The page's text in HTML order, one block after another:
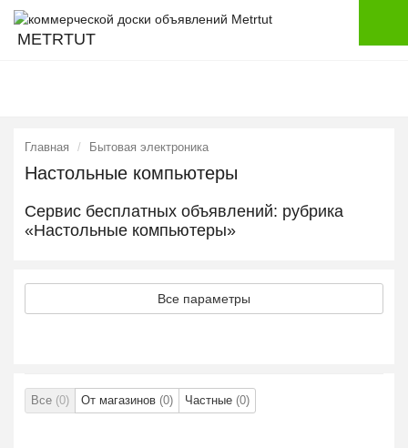
METRTUT
Главная Бытовая электроника
Настольные компьютеры
Сервис бесплатных объявлений: рубрика
«Настольные компьютеры»
Все параметры
Все (0) От магазинов (0) Частные (0)